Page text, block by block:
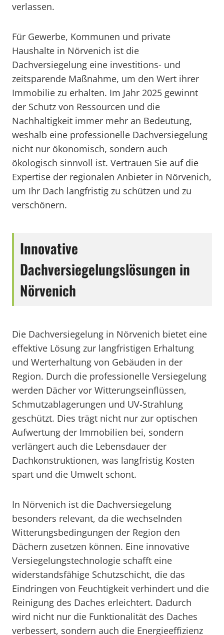
verlassen.
Für Gewerbe, Kommunen und private
Haushalte in Nörvenich ist die
Dachversiegelung eine investitions- und
zeitsparende Maßnahme, um den Wert ihrer
Immobilie zu erhalten. Im Jahr 2025 gewinnt
der Schutz von Ressourcen und die
Nachhaltigkeit immer mehr an Bedeutung,
weshalb eine professionelle Dachversiegelung
nicht nur ökonomisch, sondern auch
ökologisch sinnvoll ist. Vertrauen Sie auf die
Expertise der regionalen Anbieter in Nörvenich,
um Ihr Dach langfristig zu schützen und zu
verschönern.
Innovative
Dachversiegelungslösungen in
Nörvenich
Die Dachversiegelung in Nörvenich bietet eine
effektive Lösung zur langfristigen Erhaltung
und Werterhaltung von Gebäuden in der
Region. Durch die professionelle Versiegelung
werden Dächer vor Witterungseinflüssen,
Schmutzablagerungen und UV-Strahlung
geschützt. Dies trägt nicht nur zur optischen
Aufwertung der Immobilien bei, sondern
verlängert auch die Lebensdauer der
Dachkonstruktionen, was langfristig Kosten
spart und die Umwelt schont.
In Nörvenich ist die Dachversiegelung
besonders relevant, da die wechselnden
Witterungsbedingungen der Region den
Dächern zusetzen können. Eine innovative
Versiegelungstechnologie schafft eine
widerstandsfähige Schutzschicht, die das
Eindringen von Feuchtigkeit verhindert und die
Reinigung des Daches erleichtert. Dadurch
wird nicht nur die Funktionalität des Daches
verbessert, sondern auch die Energieeffizienz